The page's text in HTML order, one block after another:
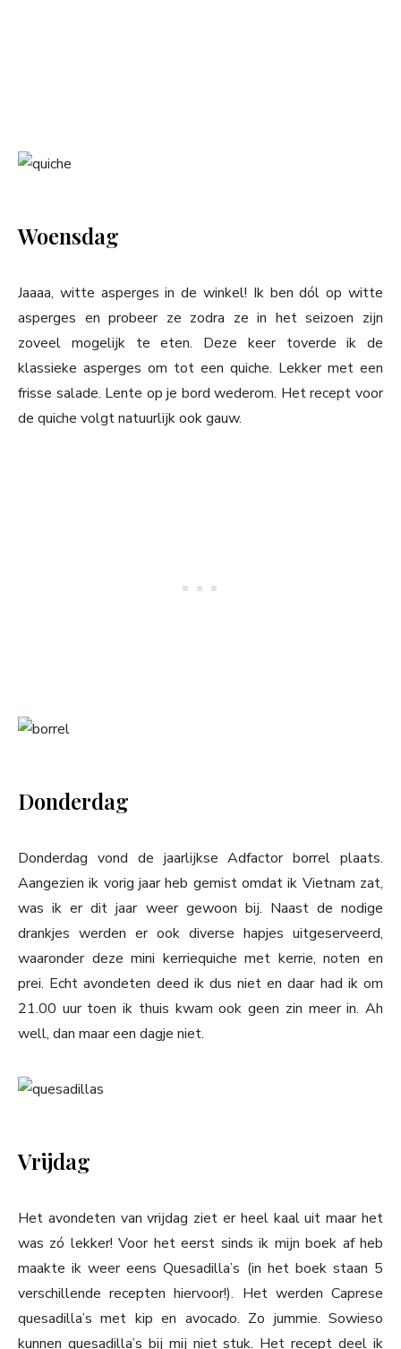
Woensdag
Jaaaa, witte asperges in de winkel! Ik ben dól op witte
asperges en probeer ze zodra ze in het seizoen zijn
zoveel mogelijk te eten. Deze keer toverde ik de
klassieke asperges om tot een quiche. Lekker met een
frisse salade. Lente op je bord wederom. Het recept voor
de quiche volgt natuurlijk ook gauw.
Donderdag
Donderdag vond de jaarlijkse Adfactor borrel plaats.
Aangezien ik vorig jaar heb gemist omdat ik Vietnam zat,
was ik er dit jaar weer gewoon bij. Naast de nodige
drankjes werden er ook diverse hapjes uitgeserveerd,
waaronder deze mini kerriequiche met kerrie, noten en
prei. Echt avondeten deed ik dus niet en daar had ik om
21.00 uur toen ik thuis kwam ook geen zin meer in. Ah
well, dan maar een dagje niet.
Vrijdag
Het avondeten van vrijdag ziet er heel kaal uit maar het
was zó lekker! Voor het eerst sinds ik mijn boek af heb
maakte ik weer eens Quesadilla’s (in het boek staan 5
verschillende recepten hiervoor!). Het werden Caprese
quesadilla’s met kip en avocado. Zo jummie. Sowieso
kunnen quesadilla’s bij mij niet stuk. Het recept deel ik